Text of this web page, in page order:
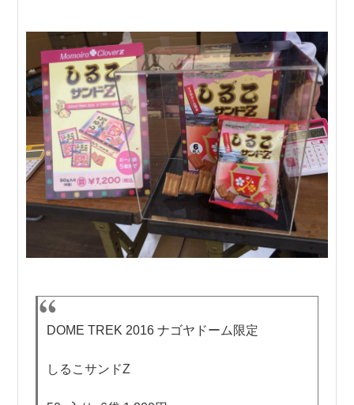
DOME TREK 2016 ナゴヤドーム限定
しるこサンドZ